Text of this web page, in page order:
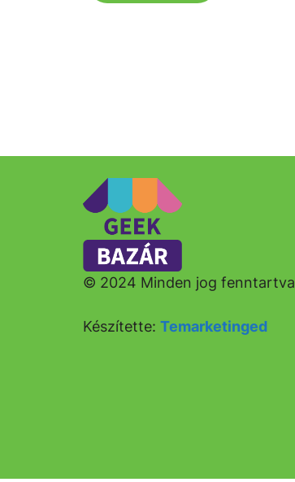
© 2024 Minden jog fenntartva
Készítette: Temarketinged